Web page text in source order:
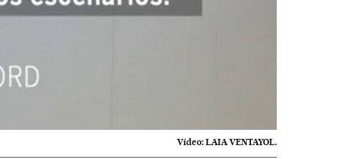
Vídeo: LAIA VENTAYOL.